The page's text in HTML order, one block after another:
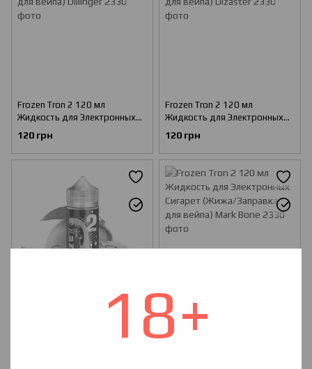
18+
Frozen Tron 2 120 мл
Жидкость для Электронных
Сигарет (Жижа/Заправка для
вейпа) Dillinger
120 грн
Frozen Tron 2 120 мл
Жидкость для Электронных
Сигарет (Жижа/Заправка для
вейпа) Dizaster
120 грн
Frozen Tron 2 120 мл
Жидкость для Электронных